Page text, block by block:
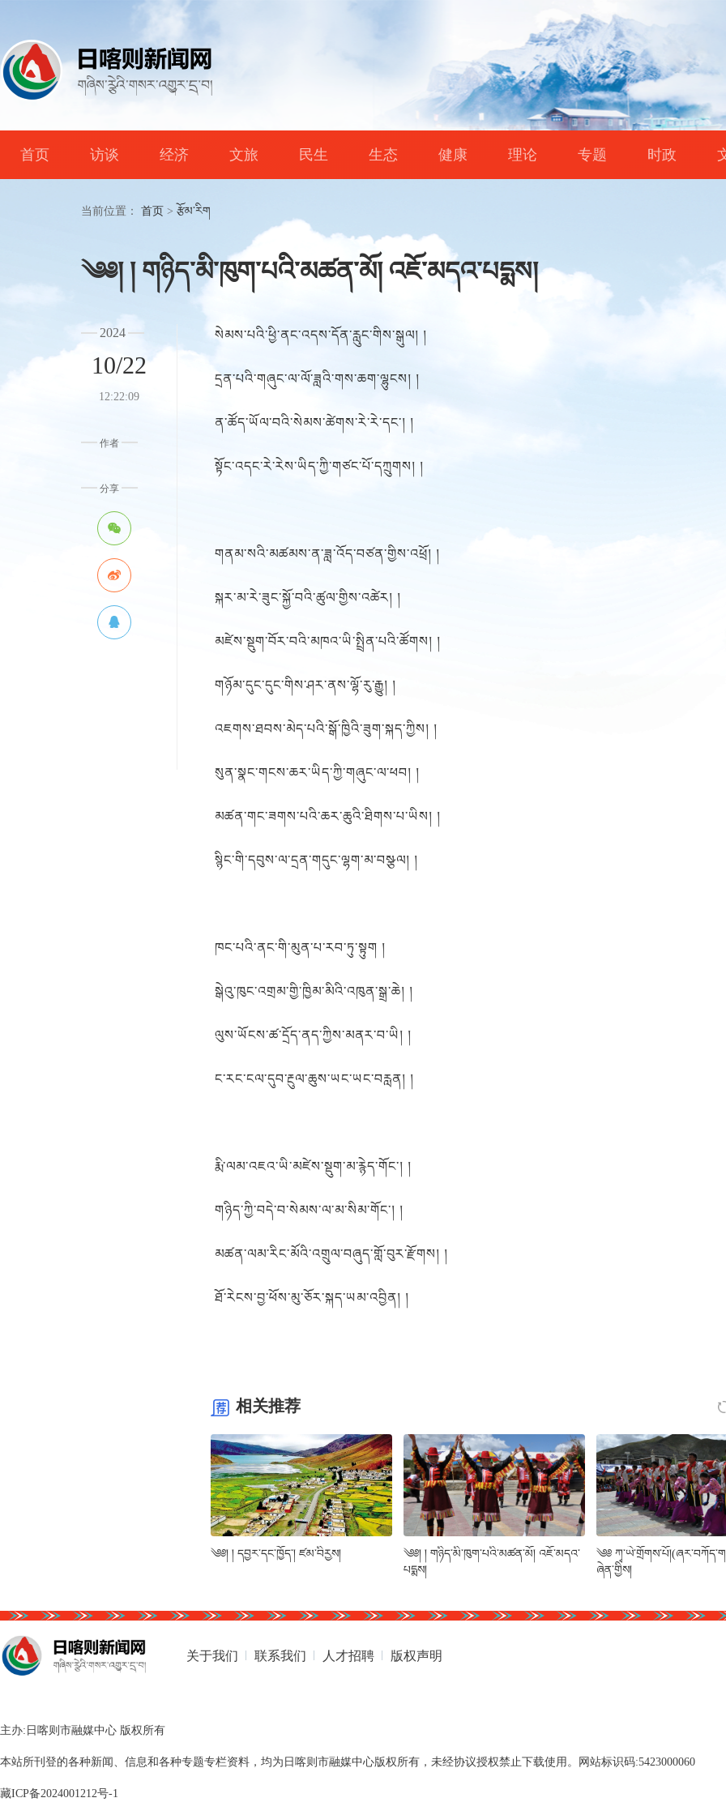
首页 访谈 经济 文旅 民生 生态 健康 理论 专题 时政
当前位置： 首页 > རྩོམ་རིག
༄༅། ། གཉིད་མི་ཁུག་པའི་མཚན་མོ། འཇོ་མདའ་པདྨས།
2024
10/22
12:22:09
作者
分享
སེམས་པའི་ཕྱི་ནང་འདས་དོན་རླུང་གིས་སྒུལ། །
དྲན་པའི་གཞུང་ལ་ལོ་ཟླའི་གས་ཆག་ལྷུངས། །
ན་ཚོད་ཡོལ་བའི་སེམས་ཚེགས་རེ་རེ་དང་། །
སྟོང་འདང་རེ་རེས་ཡིད་ཀྱི་གཙང་པོ་དཀྲུགས། །
གནམ་སའི་མཚམས་ན་ཟླ་འོད་བཙན་གྱིས་འཕྲོ། །
སྐར་མ་རེ་ཟུང་སྐྱོ་བའི་ཚུལ་གྱིས་འཚེར། །
མཛེས་སྡུག་བོར་བའི་མཁའ་ཡི་སྤྲིན་པའི་ཚོགས། །
གཉོམ་དུང་དུང་གིས་ཤར་ནས་ལྷོ་རུ་རྒྱུ། །
འཇགས་ཐབས་མེད་པའི་སྒོ་ཁྱིའི་ཟུག་སྐད་ཀྱིས། །
སུན་སྣང་གངས་ཆར་ཡིད་ཀྱི་གཞུང་ལ་ཕབ། །
མཚན་གང་ཟགས་པའི་ཆར་ཆུའི་ཐིགས་པ་ཡིས། །
སྙིང་གི་དབུས་ལ་དྲན་གདུང་ལྷག་མ་བསྩལ། །
ཁང་པའི་ནང་གི་མུན་པ་རབ་ཏུ་སྟུག །
སྒེའུ་ཁུང་འགྲམ་གྱི་ཁྱིམ་མིའི་འཁུན་སྒྲ་ཆེ། །
ལུས་ཡོངས་ཚ་དྲོད་ནད་ཀྱིས་མནར་བ་ཡི། །
ང་རང་ངལ་དུབ་རྔུལ་ཆུས་ཡང་ཡང་བརླན། །
རྨི་ལམ་འཇའ་ཡི་མཛེས་སྡུག་མ་རྙེད་གོང་། །
གཉིད་ཀྱི་བདེ་བ་སེམས་ལ་མ་སིམ་གོང་། །
མཚན་ལམ་རིང་མོའི་འགྲུལ་བཞུད་གློ་བུར་རྫོགས། །
ཐོ་རེངས་བྱ་ཕོས་མུ་ཅོར་སྐད་ཡམ་འབྱིན། །
相关推荐
༄༅། ། དབྱར་དང་ཁྱོད་། ཛམ་བིརྱས།
༄༅། ། གཉིད་མི་ཁུག་པའི་མཚན་མོ། འཇོ་མདའ་
པདྨས།
༄༅
ཞེན་གྱིས།
关于我们 联系我们 人才招聘 版权声明
主办:日喀则市融媒中心 版权所有
本站所刊登的各种新闻、信息和各种专题专栏资料，均为日喀则市融媒中心版权所有，未经协议授权禁止下载使用。网站标识码:5423000060
藏ICP备2024001212号-1